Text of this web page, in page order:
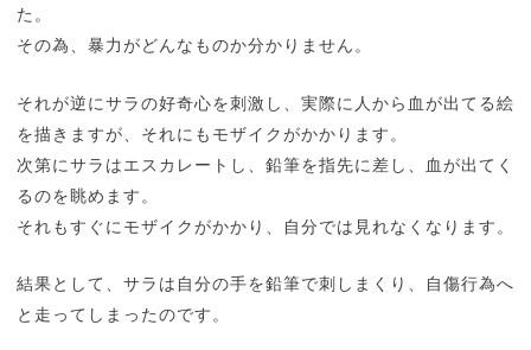
た。
その為、暴力がどんなものか分かりません。
それが逆にサラの好奇心を刺激し、実際に人から血が出てる絵
を描きますが、それにもモザイクがかかります。
次第にサラはエスカレートし、鉛筆を指先に差し、血が出てく
るのを眺めます。
それもすぐにモザイクがかかり、自分では見れなくなります。
結果として、サラは自分の手を鉛筆で刺しまくり、自傷行為へ
と走ってしまったのです。